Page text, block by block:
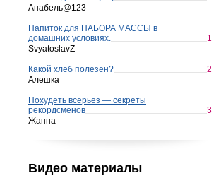
Анабель@123
Напиток для НАБОРА МАССЫ в
домашних условиях.
1
SvyatoslavZ
Какой хлеб полезен?
2
Алешка
Похудеть всерьез — секреты
рекордсменов
3
Жанна
Видео материалы